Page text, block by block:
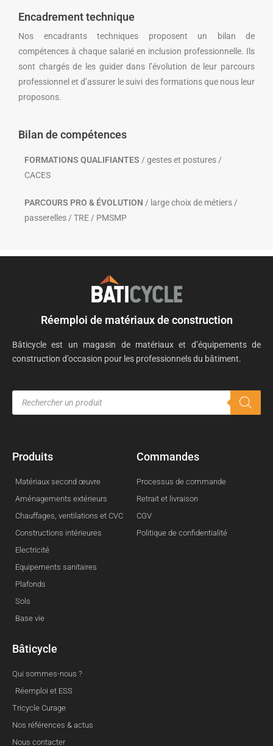
Encadrement technique
Nos encadrants techniques proposent un bilan de
compétences à chaque salarié en inclusion professionnelle. Ils
sont chargés de les guider dans l’évolution de leur parcours
professionnel et d’assurer le suivi des formations que nous leur
proposons.
Bilan de compétences
FORMATIONS QUALIFIANTES / gestes et postures /
CACES
PARCOURS PRO & ÉVOLUTION / large choix de métiers /
passerelles / TRE / PMSMP
Réemploi de matériaux de construction
Bâticycle est un magasin de matériaux et d’équipements de
construction d’occasion pour les professionnels du bâtiment.
Produits
Matériaux second œuvre
Aménagements extérieurs
Chauffages, ventilations et CVC
Constructions intérieures
Electricité
Equipements sanitaires
Plafonds
Sols
Base vie
Commandes
Processus de commande
Retrait et livraison
CGV
Politique de confidentialité
Bâticycle
Qui sommes-nous ?
Réemploi et ESS
Tricycle Curage
Nos références & actus
Nous contacter